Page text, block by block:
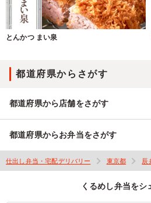
とんかつ まい泉
都道府県からさがす
都道府県から店舗をさがす
都道府県からお弁当をさがす
仕出し弁当・宅配デリバリー 東京都 辰
くるめし弁当をシ